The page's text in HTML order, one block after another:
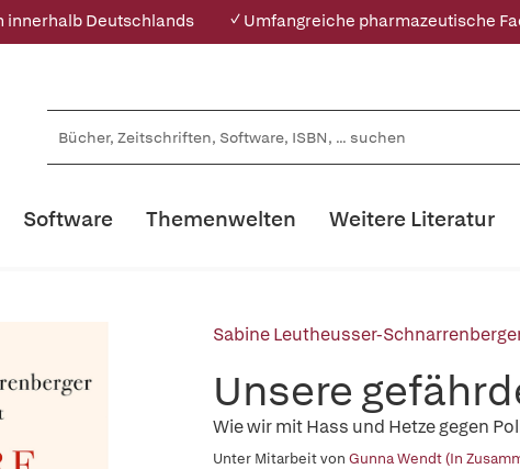
innerhalb Deutschlands ✓ Umfangreiche pharmazeutische
Software Themenwelten Weitere Literatur
Sabine Leutheusser-
Unsere
Wie wir mit Hass und Hetze gegen
Unter Mitarbeit von Gunna Wendt (In